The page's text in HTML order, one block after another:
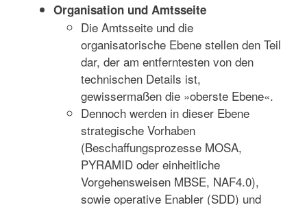
Organisation und Amtsseite
Die Amtsseite und die
organisatorische Ebene stellen den Teil
dar, der am entferntesten von den
technischen Details ist,
gewissermaßen die »oberste Ebene«.
Dennoch werden in dieser Ebene
strategische Vorhaben
(Beschaffungsprozesse MOSA,
PYRAMID oder einheitliche
Vorgehensweisen MBSE, NAF4.0),
sowie operative Enabler (SDD) und